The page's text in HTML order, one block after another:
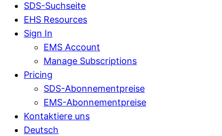
SDS-Suchseite
EHS Resources
Sign In
EMS Account
Manage Subscriptions
Pricing
SDS-Abonnementpreise
EMS-Abonnementpreise
Kontaktiere uns
Deutsch